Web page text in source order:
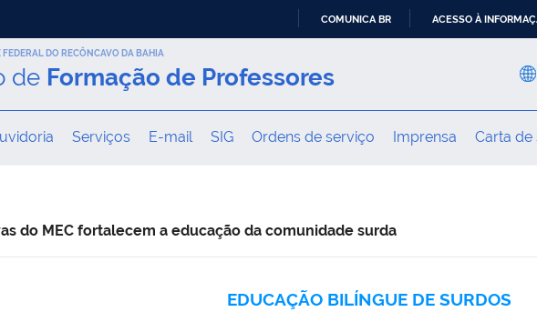
CONTEÚDO
COMUNICA BR ACESSO À
DO RECÔNCAVO DA BAHIA
de Formação de Professores
Serviços E-mail SIG Ordens de serviço Imprensa Carta de
do MEC fortalecem a educação da comunidade surda
EDUCAÇÃO BILÍNGUE DE SURDOS